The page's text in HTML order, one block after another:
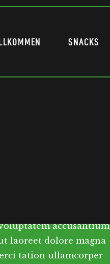
SNACKS
accusantium
laoreet dolore magna
tation ullamcorper